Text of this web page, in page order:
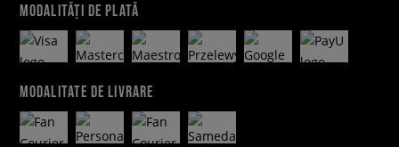
MODALITĂȚI DE PLATĂ
MODALITATE DE LIVRARE